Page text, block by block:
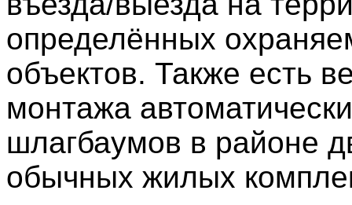
определённых
объектов. Также есть
монтажа
шлагбаумов в районе
обычных жилых